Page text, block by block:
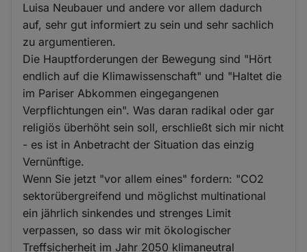
Luisa Neubauer und andere vor allem dadurch
auf, sehr gut informiert zu sein und sehr sachlich
zu argumentieren.
Die Hauptforderungen der Bewegung sind "Hört
endlich auf die Klimawissenschaft" und "Haltet die
im Pariser Abkommen eingegangenen
Verpflichtungen ein". Was daran radikal oder gar
religiös überhöht sein soll, erschließt sich mir nicht
- es ist in Anbetracht der Situation das einzig
Vernünftige.
Wenn Sie jetzt "vor allem eines" fordern: "CO2
sektorübergreifend und möglichst multinational
ein jährlich sinkendes und strenges Limit
verpassen, so dass wir mit ökologischer
Treffsicherheit im Jahr 2050 klimaneutral